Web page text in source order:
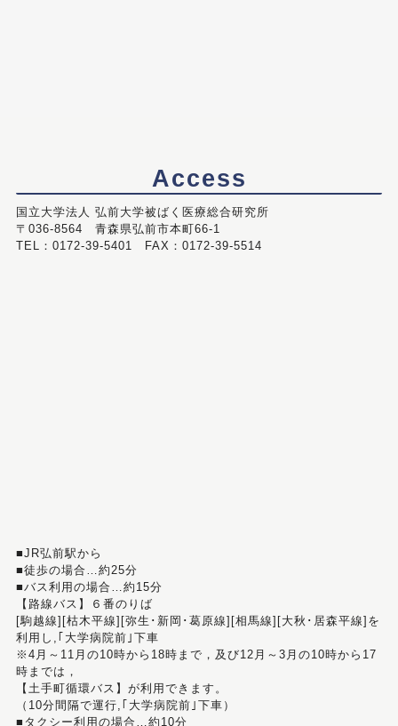
Access
国立大学法人 弘前大学被ばく医療総合研究所
〒036-8564 青森県弘前市本町66-1
TEL：0172-39-5401 FAX：0172-39-5514
■JR弘前駅から
■徒歩の場合…約25分
■バス利用の場合…約15分
【路線バス】６番のりば
[駒越線][枯木平線][弥生･新岡･葛原線][相馬線][大秋･居森平線]を
利用し,｢大学病院前｣下車
※4月～11月の10時から18時まで，及び12月～3月の10時から17
時までは，
【土手町循環バス】が利用できます。
（10分間隔で運行,｢大学病院前｣下車）
■タクシー利用の場合…約10分